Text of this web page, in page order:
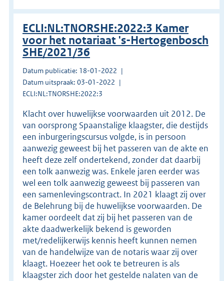
ECLI:NL:TNORSHE:2022:3 Kamer
voor het notariaat 's-Hertogenbosch
SHE/2021/36
Datum publicatie: 18-01-2022
Datum uitspraak: 03-01-2022
ECLI:NL:TNORSHE:2022:3
Klacht over huwelijkse voorwaarden uit 2012. De
van oorsprong Spaanstalige klaagster, die destijds
een inburgeringscursus volgde, is in persoon
aanwezig geweest bij het passeren van de akte en
heeft deze zelf ondertekend, zonder dat daarbij
een tolk aanwezig was. Enkele jaren eerder was
wel een tolk aanwezig geweest bij passeren van
een samenlevingscontract. In 2021 klaagt zij over
de Belehrung bij de huwelijkse voorwaarden. De
kamer oordeelt dat zij bij het passeren van de
akte daadwerkelijk bekend is geworden
met/redelijkerwijs kennis heeft kunnen nemen
van de handelwijze van de notaris waar zij over
klaagt. Hoezeer het ook te betreuren is als
klaagster zich door het gestelde nalaten van de